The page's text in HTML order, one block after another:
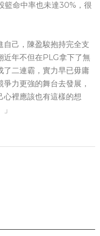
籃命中率也未達30%，很
自己，陳盈駿抱持完全支
近年不但在PLG拿下了無
了二連霸，實力早已毋庸
力更強的舞台去發展，
心裡應該也有這樣的想